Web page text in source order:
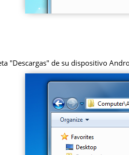
"Descargas" de su dispositivo